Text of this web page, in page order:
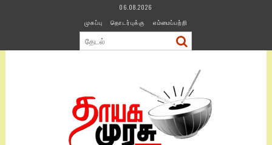
06.08.2026
முகப்பு
தொடர்புக்கு எம்மைப்பற்றி